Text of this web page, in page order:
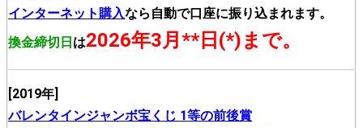
インターネット購入なら自動で口座に振り込まれます。
換金締切日は2026年3月**日(*)まで。
[2019年]
バレンタインジャンボ宝くじ 1等の前後賞